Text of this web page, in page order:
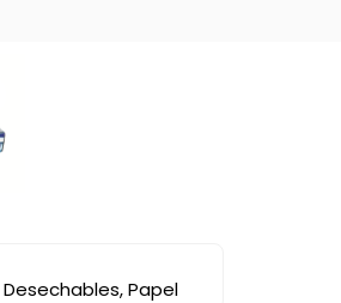
Desechables,Papel